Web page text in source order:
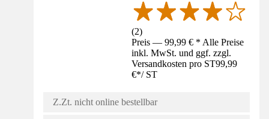
(2)
Preis — 99,99 € * Alle Preise
inkl. MwSt. und ggf. zzgl.
Versandkosten pro ST99,99
€*/ ST
Z.Zt. nicht online bestellbar